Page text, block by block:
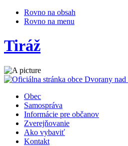
Rovno na obsah
Rovno na menu
Tiráž
Obec
Samospráva
Informácie pre občanov
Zverejňovanie
Ako vybaviť
Kontakt